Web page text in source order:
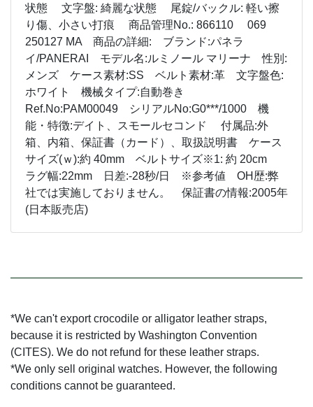
状態 文字盤: 綺麗な状態 尾錠/バックル: 軽い擦
り傷、小さい打痕 商品管理No.: 866110 069
250127 MA 商品の詳細: ブランド:パネラ
イ/PANERAI モデル名:ルミノール マリーナ 性別:
メンズ ケース素材:SS ベルト素材:革 文字盤色:
ホワイト 機械タイプ:自動巻き
Ref.No:PAM00049 シリアルNo:G0***/1000 機
能・特徴:デイト、スモールセコンド 付属品:外
箱、内箱、保証書（カード）、取扱説明書 ケース
サイズ(ｗ):約 40mm ベルトサイズ※1: 約 20cm
ラグ幅:22mm 日差:-28秒/日 ※参考値 OH歴:弊
社では実施しておりません。 保証書の情報:2005年
(日本販売店)
*We can't export crocodile or alligator leather straps,
because it is restricted by Washington Convention
(CITES). We do not refund for these leather straps.
*We only sell original watches. However, the following
conditions cannot be guaranteed.